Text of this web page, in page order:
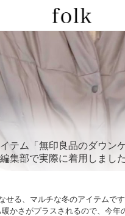
テム「無印良品のダウン
集部で実際に着用しました
せる、マルチな冬のアイテムで
暖かさがプラスされるので、今年